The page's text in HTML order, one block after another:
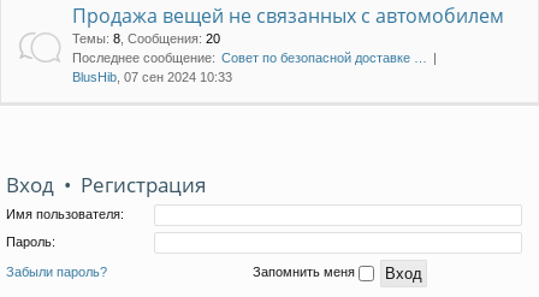
Продажа вещей не связанных с автомобилем
Темы: 8 Сообщения: 20
Последнее сообщение: Совет по безопасной доставке …
BlusHib , 07 сен 2024 10:33
Вход • Регистрация
Имя пользователя:
Пароль:
Забыли пароль? Запомнить меня